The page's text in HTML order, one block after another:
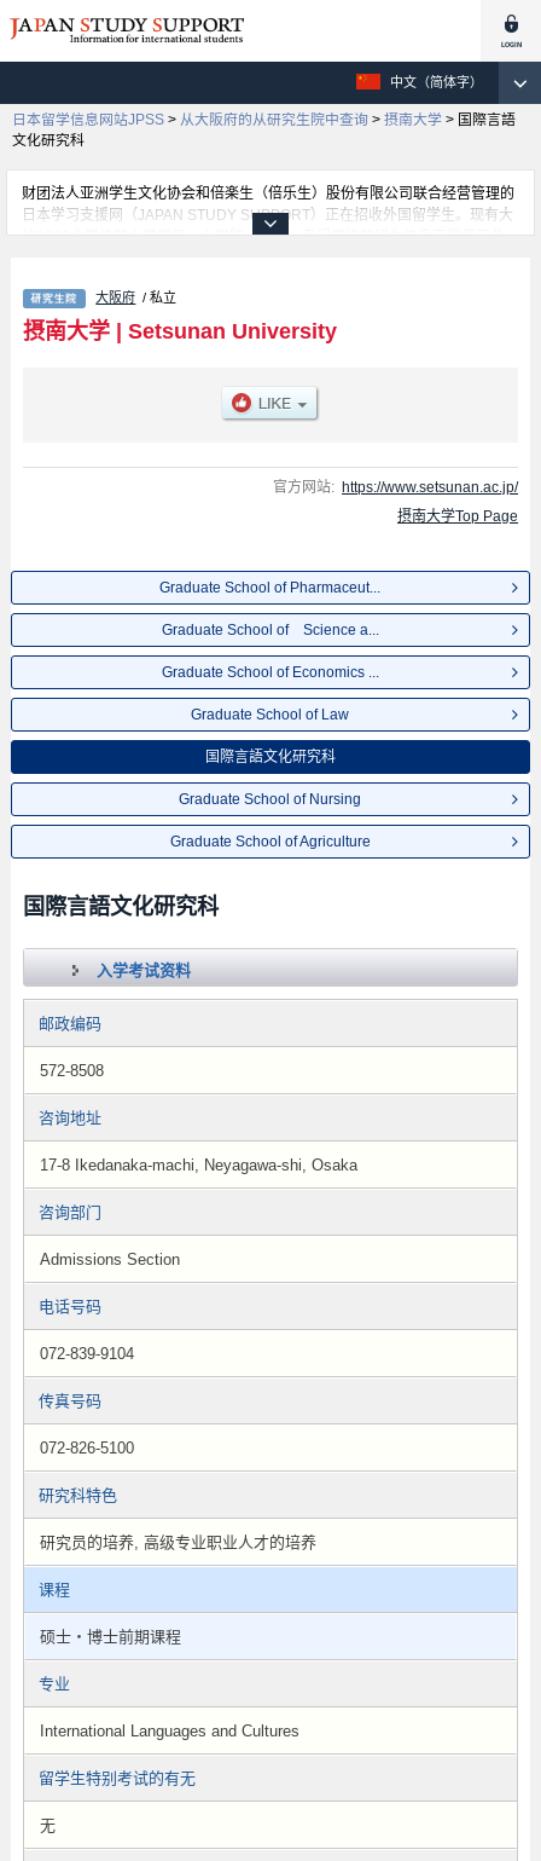
中文（简体字）
日本留学信息网站JPSS > 从大阪府的从研究生院中查询 > 摂南大学 > 国際言語
文化研究科
财团法人亚洲学生文化协会和倍楽生（倍乐生）股份有限公司联合经营管理的
日本学习支援网（JAPAN STUDY SUPPORT）正在招收外国留学生。现有大
约1300个学校的大学学部、大学院、短大、专门学校的招生信息正登载于此
Pharmaceutical Sciences、Graduate School of Science and
Engineering、Graduate School of Economics and Business
Administration、Graduate School of Law、国際言語文化研究科、Graduate
招收名额、合格人数等考试信息，以及设施介绍、联系方式等外国留学生必要
的信息都登载于此，请务必查阅和利用此网。
大阪府 / 私立
摂南大学| Setsunan University
官方网站: https://www.setsunan.ac.jp/
摂南大学Top Page
Graduate School of Pharmaceut...
Graduate School of Science a...
Graduate School of Economics ...
Graduate School of Law
国際言語文化研究科
Graduate School of Nursing
Graduate School of Agriculture
国際言語文化研究科
入学考试资料
邮政编码
572-8508
咨询地址
17-8 Ikedanaka-machi, Neyagawa-shi, Osaka
咨询部门
Admissions Section
电话号码
072-839-9104
传真号码
072-826-5100
研究科特色
研究员的培养, 高级专业职业人才的培养
课程
硕士・博士前期课程
专业
International Languages and Cultures
留学生特别考试的有无
无